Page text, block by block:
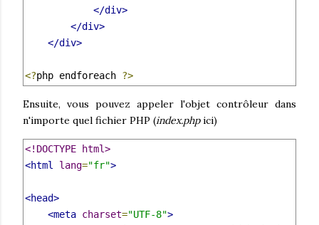
</div>
</div>
</div>
<?php endforeach ?>
Ensuite, vous pouvez appeler l'objet contrôleur dans
n'importe quel fichier PHP (index.phpici)
<!DOCTYPE html>
<html
lang="fr">
<head>
<meta charset="UTF-8">